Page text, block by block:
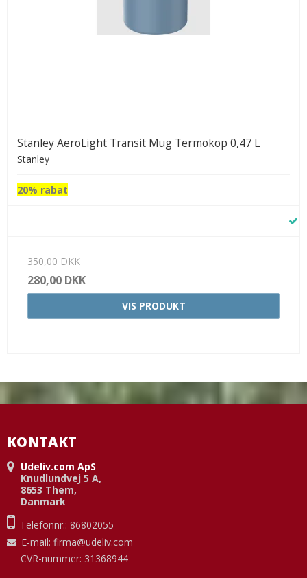
Stanley AeroLight Transit Mug Termokop 0,47 L
Stanley
20% rabat
350,00 DKK
280,00 DKK
VIS PRODUKT
KONTAKT
Udeliv.com ApS
Knudlundvej 5 A,
8653 Them,
Danmark
Telefonnr.: 86802055
E-mail: firma@udeliv.com
CVR-nummer: 31368944